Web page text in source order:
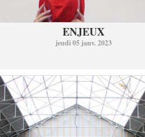
ENJEUX
jeudi 05 janv. 2023